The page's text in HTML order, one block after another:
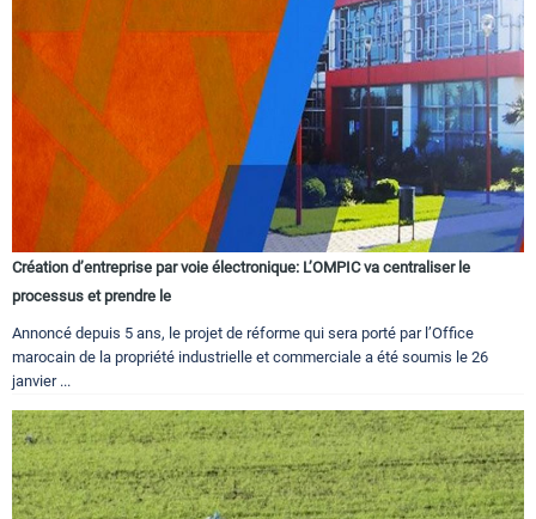
Création d’entreprise par voie électronique: L’OMPIC va centraliser le
processus et prendre le
Annoncé depuis 5 ans, le projet de réforme qui sera porté par l’Office
marocain de la propriété industrielle et commerciale a été soumis le 26
janvier ...